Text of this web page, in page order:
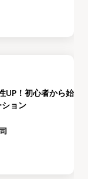
！初心者から始め
ョン